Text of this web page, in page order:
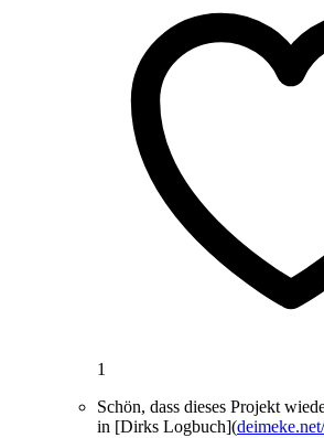
1
Schön, dass dieses Projekt
in [Dirks Logbuch](